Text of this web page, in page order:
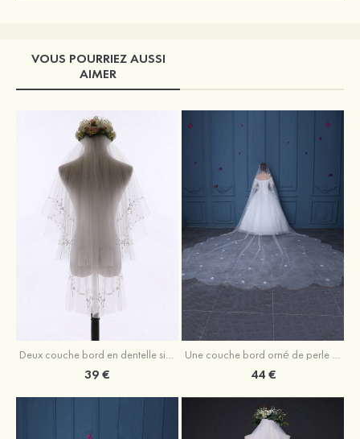
VOUS POURRIEZ AUSSI
AIMER
Deux couche bord en dentelle simple tulle voile de mariée valse
39 €
Une couche bord orné de perle tulle voiles de mariée cathédrale avec fleur
44 €